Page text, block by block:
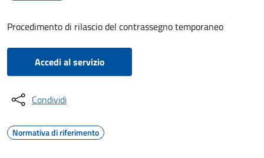
Procedimento di rilascio del contrassegno temporaneo
Accedi al servizio
Condividi
Normativa di riferimento